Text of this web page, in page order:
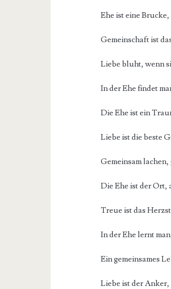
Ehe ist eine
Gemeinschaft ist
Liebe bluht, wenn
In der Ehe findet
Die Ehe ist ein
Liebe ist die beste
Gemeinsam lachen,
Die Ehe ist der Ort,
Treue ist das
In der Ehe lernt
Ein gemeinsames
Liebe ist der